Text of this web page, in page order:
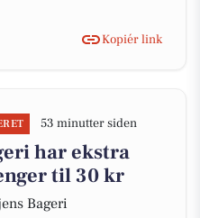
Kopiér link
53 minutter siden
har ekstra
til 30 kr
Bageri